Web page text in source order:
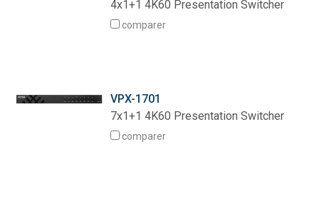
4x1+1 4K60 Presentation Switcher
comparer
VPX-1701
7x1+1 4K60 Presentation Switcher
comparer